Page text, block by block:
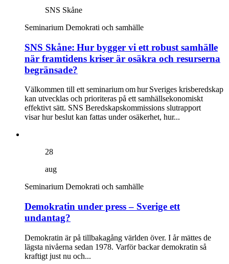
SNS Skåne
Seminarium Demokrati och samhälle
SNS Skåne: Hur bygger vi ett robust samhälle
när framtidens kriser är osäkra och resurserna
begränsade?
Välkommen till ett seminarium om hur Sveriges krisberedskap
kan utvecklas och prioriteras på ett samhällsekonomiskt
effektivt sätt. SNS Beredskapskommissions slutrapport
visar hur beslut kan fattas under osäkerhet, hur...
28
aug
Seminarium Demokrati och samhälle
Demokratin under press – Sverige ett
undantag?
Demokratin är på tillbakagång världen över. I år mättes de
lägsta nivåerna sedan 1978. Varför backar demokratin så
kraftigt just nu och...